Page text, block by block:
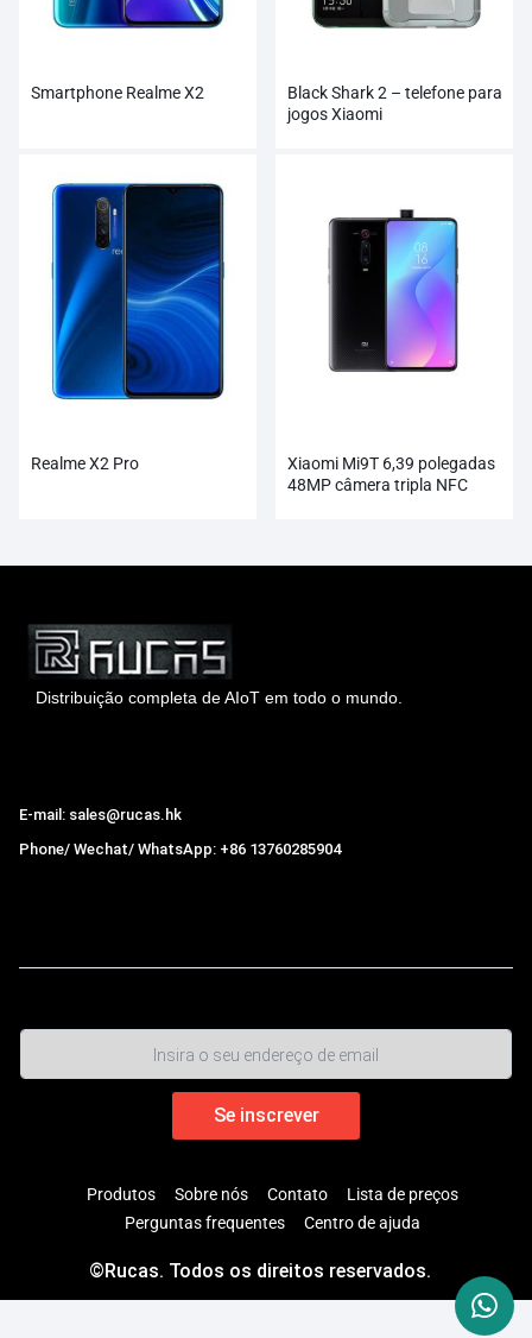
Smartphone Realme X2
Black Shark 2 – telefone para
jogos Xiaomi
Realme X2 Pro
Xiaomi Mi9T 6,39 polegadas
48MP câmera tripla NFC
Distribuição completa de AIoT em todo o mundo.
E-mail: sales@rucas.hk
Phone/ Wechat/ WhatsApp: +86 13760285904
Produtos Sobre nós Contato
Lista de preços
Perguntas frequentes
Centro de ajuda
©Rucas. Todos os direitos reservados.